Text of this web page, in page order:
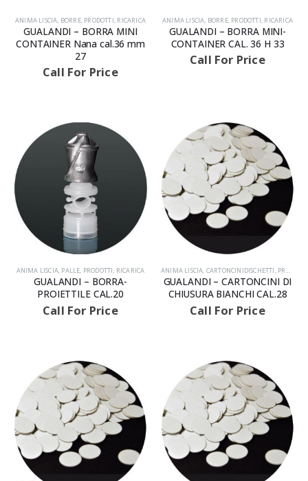
ANIMA LISCIA BORRE, PRODOTTI RICARICA
GUALANDI – BORRA MINI
CONTAINER Nana cal.36 mm
27
Call For Price
ANIMA LISCIA BORRE, PRODOTTI RICARICA
GUALANDI – BORRA MINI-
CONTAINER CAL. 36 H 33
Call For Price
ANIMA LISCIA, PALLE, PRODOTTI, RICARICA
GUALANDI – BORRA-
PROIETTILE CAL.20
Call For Price
ANIMA LISCIA, CARTONCINIDISCHETTI, PRODOTTI
GUALANDI – CARTONCINI DI
CHIUSURA BIANCHI CAL.28
Call For Price